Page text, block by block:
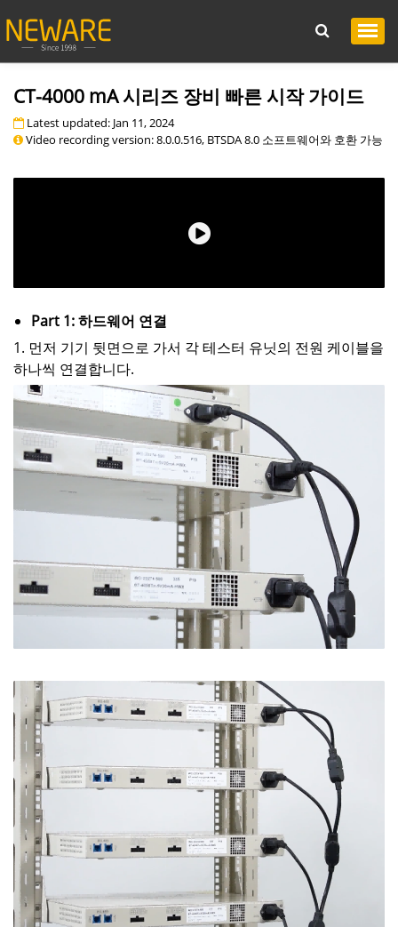
CT-4000 mA 시리즈 장비 빠른 시작 가이드
Latest updated: Jan 11, 2024
Video recording version: 8.0.0.516, BTSDA 8.0 소프트웨어와 호환 가능
Part 1: 하드웨어 연결
1. 먼저 기기 뒷면으로 가서 각 테스터 유닛의 전원 케이블을
하나씩 연결합니다.